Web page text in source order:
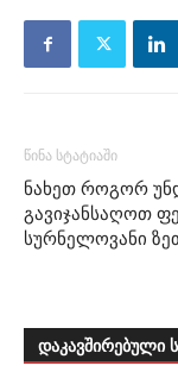
წინა სტატიაში
ნახეთ როგორ
გავიჯანსაღოთ
სურნელოვანი
დაკავშირებული